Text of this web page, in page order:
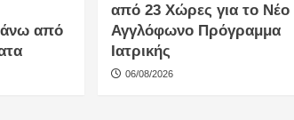
από
από 23 Χώρες για το Νέο
Αγγλόφωνο Πρόγραμμα
Ιατρικής
06/08/2026